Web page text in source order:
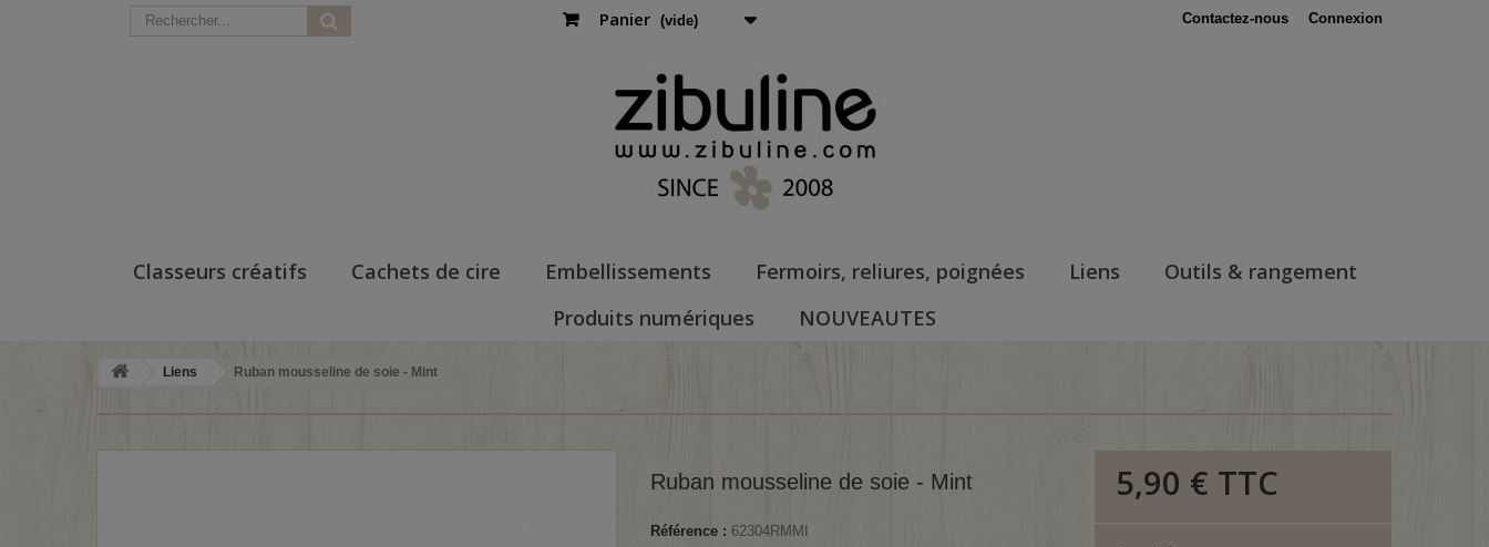
Connexion
Contactez-nous
Panier (vide)
Classeurs créatifs Cachets de cire Embellissements Fermoirs, reliures, poignées Liens
Outils & rangement
Produits numériques
NOUVEAUTES
Liens Ruban mousseline de soie - Mint
Ruban mousseline de soie - Mint
Référence : 62304RMMI
5,90 € TTC